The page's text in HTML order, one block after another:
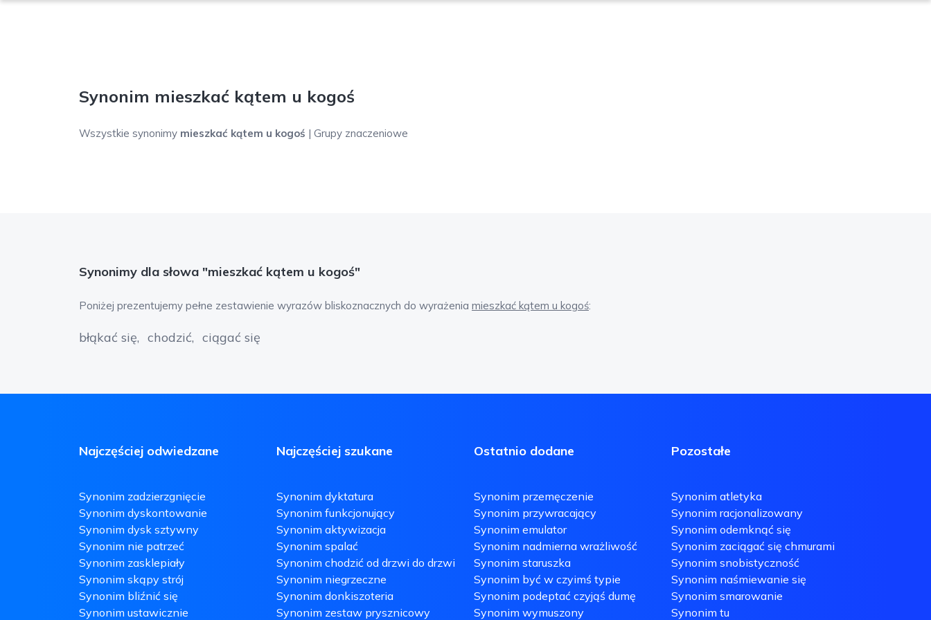
Synonim mieszkać kątem u kogoś
Wszystkie synonimy mieszkać kątem u kogoś | Grupy znaczeniowe
Synonimy dla słowa "mieszkać kątem u kogoś"
Poniżej prezentujemy pełne zestawienie wyrazów bliskoznacznych do wyrażenia mieszkać kątem u kogoś:
błąkać się chodzić ciągać się
Najczęściej odwiedzane
Synonim zadzierzgnięcie
Synonim dyskontowanie
Synonim dysk sztywny
Synonim nie patrzeć
Synonim zasklepiały
Synonim skąpy strój
Synonim bliźnić się
Synonim ustawicznie
Najczęściej szukane
Synonim dyktatura
Synonim funkcjonujący
Synonim aktywizacja
Synonim spalać
Synonim chodzić od drzwi do drzwi
Synonim niegrzeczne
Synonim donkiszoteria
Synonim zestaw prysznicowy
Ostatnio dodane
Synonim przemęczenie
Synonim przywracający
Synonim emulator
Synonim nadmierna wrażliwość
Synonim staruszka
Synonim być w czyimś typie
Synonim podeptać czyjąś dumę
Synonim wymuszony
Pozostałe
Synonim atletyka
Synonim racjonalizowany
Synonim odemknąć się
Synonim zaciągać się chmurami
Synonim snobistyczność
Synonim naśmiewanie się
Synonim smarowanie
Synonim tu